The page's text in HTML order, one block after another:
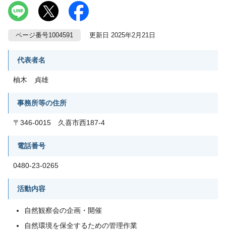
ページ番号1004591 更新日 2025年2月21日
代表者名
柚木 貞雄
事務所等の住所
〒346-0015 久喜市西187-4
電話番号
0480-23-0265
活動内容
自然観察会の企画・開催
自然環境を保全するための管理作業